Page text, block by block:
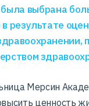
выбрана
результате
Мерсин
ценность